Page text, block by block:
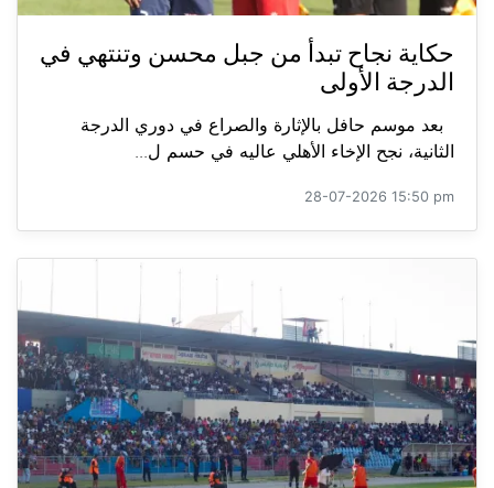
حكاية نجاح تبدأ من جبل محسن وتنتهي في
الدرجة الأولى
بعد موسم حافل بالإثارة والصراع في دوري الدرجة
الثانية، نجح الإخاء الأهلي عاليه في حسم ل...
28-07-2026 15:50 pm